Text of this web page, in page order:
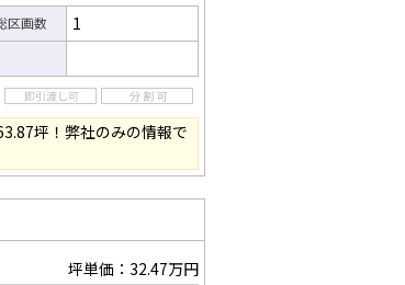
区画数 1
坪！弊社のみの情報で
坪単価：32.47万円